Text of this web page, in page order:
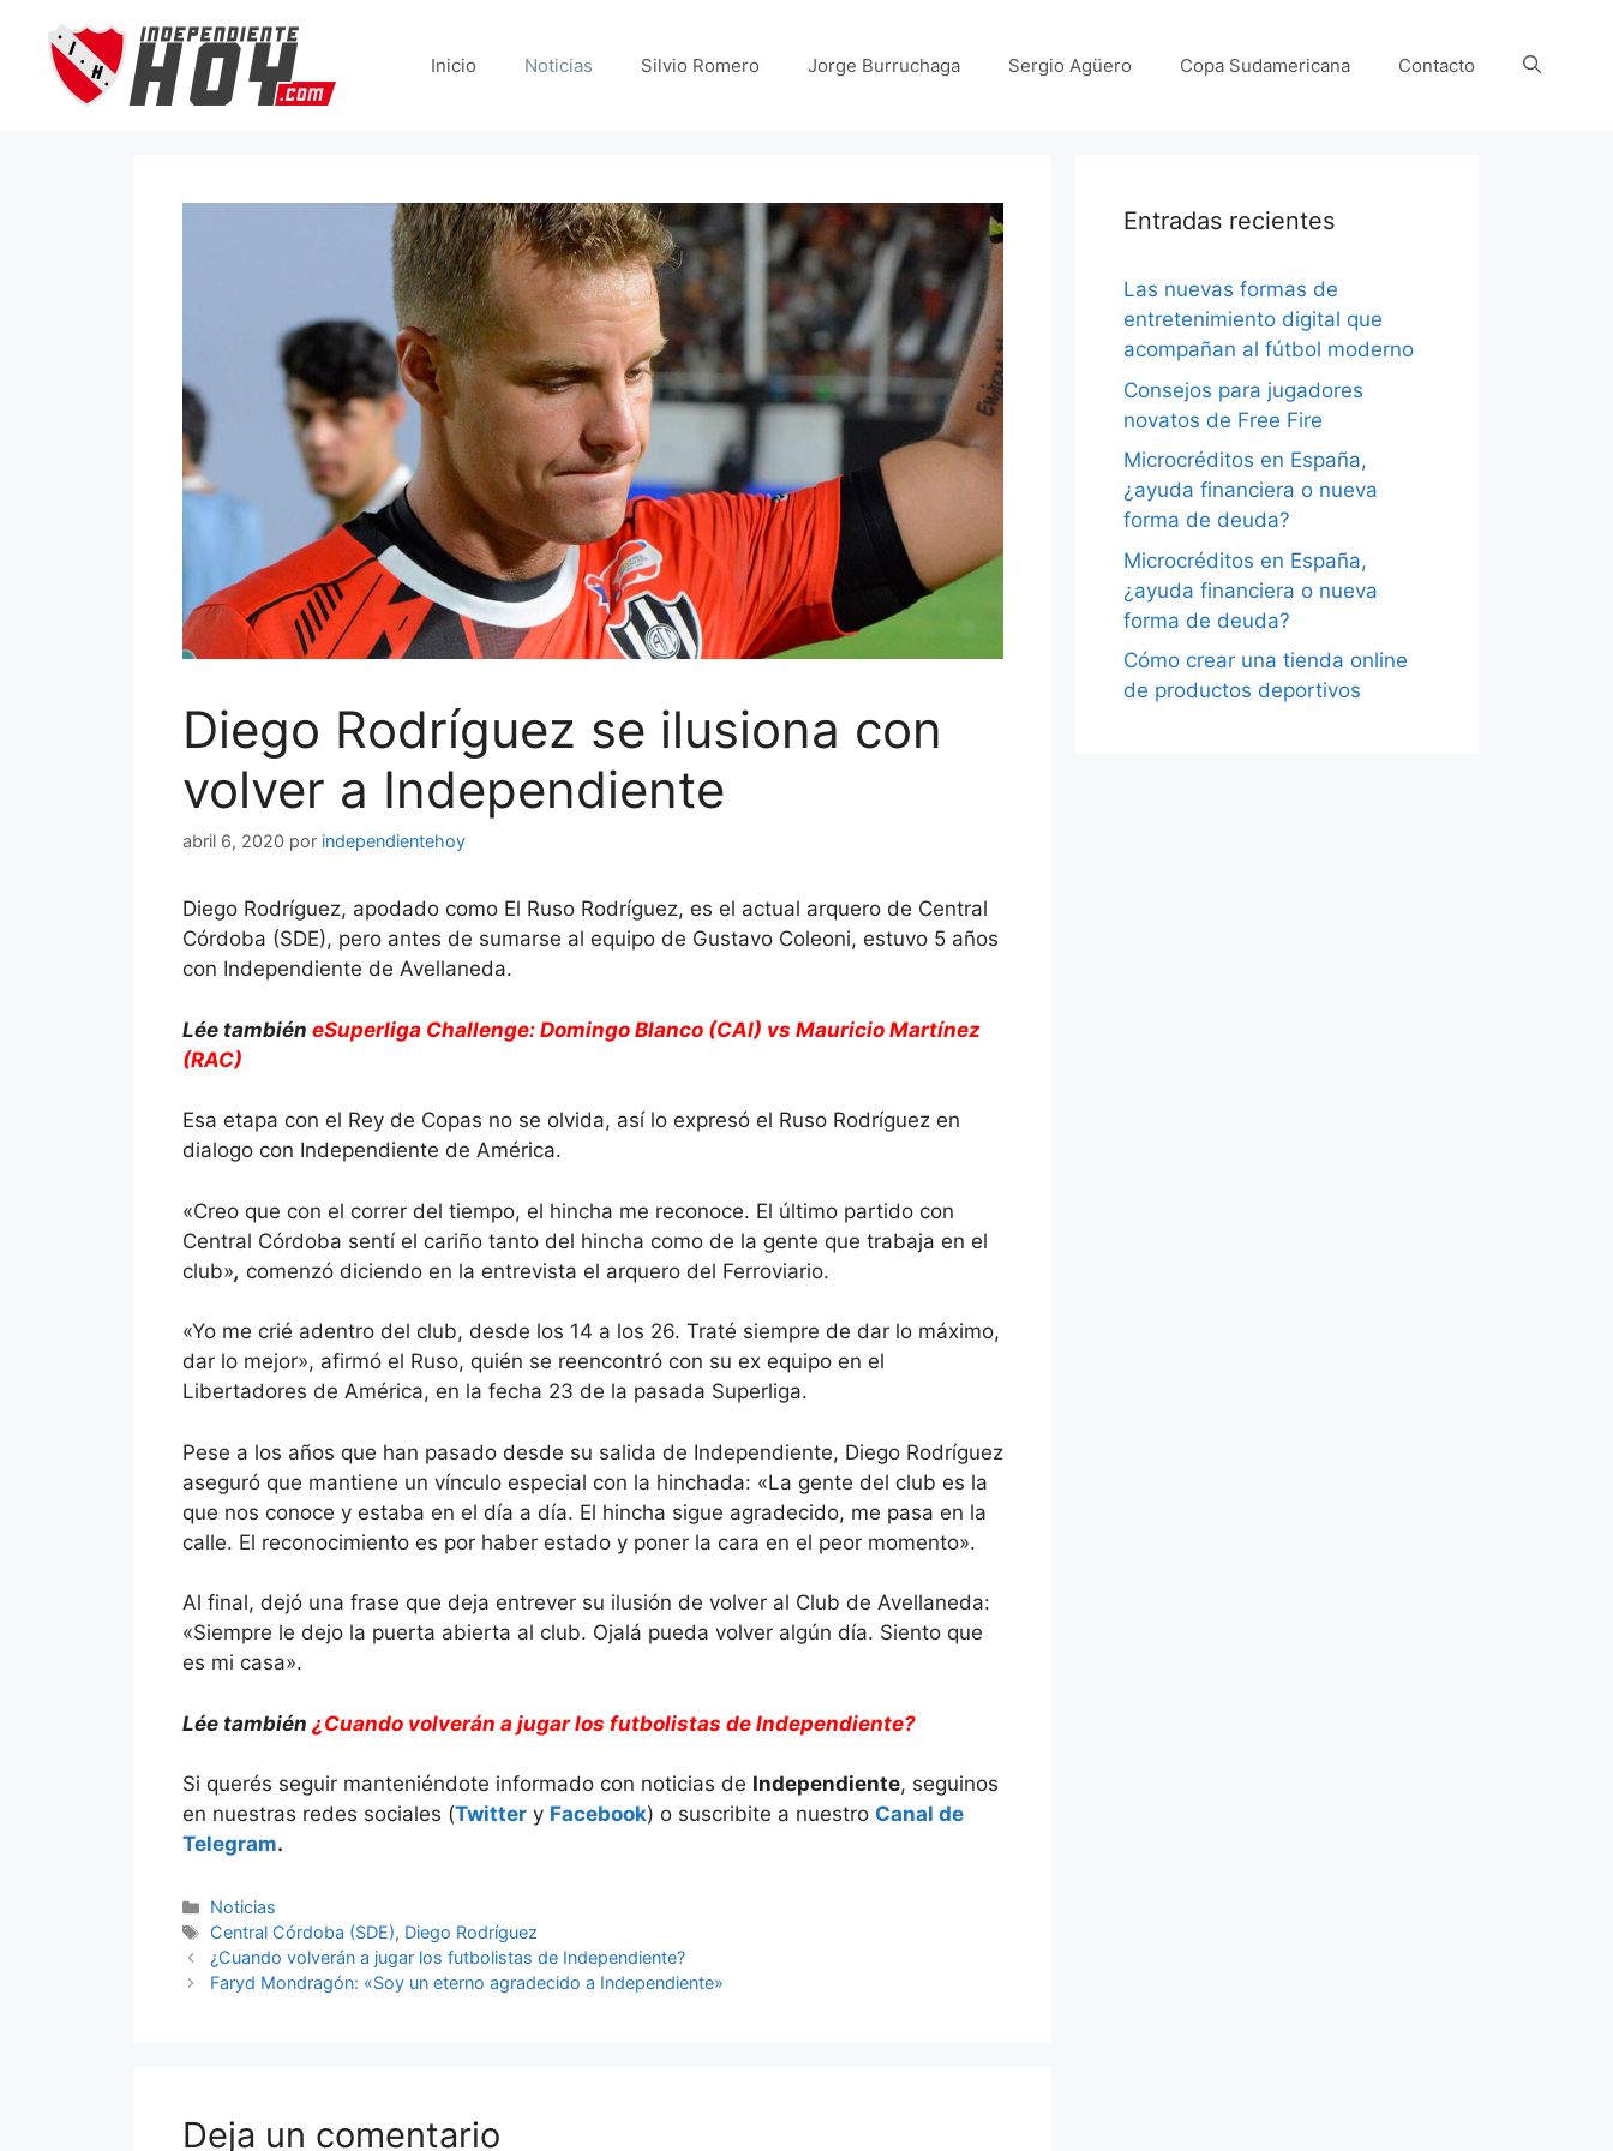
contenido
Inicio Noticias Silvio Romero Jorge Burruchaga Sergio Agüero Copa Sudamericana Contacto
Diego Rodríguez se ilusiona con
volver a Independiente
abril 6, 2020 por independientehoy
Diego Rodríguez, apodado como El Ruso Rodríguez, es el actual arquero de Central
Córdoba (SDE), pero antes de sumarse al equipo de Gustavo Coleoni, estuvo 5 años
con Independiente de Avellaneda.
Lée también eSuperliga Challenge: Domingo Blanco (CAI) vs Mauricio Martínez
(RAC)
Esa etapa con el Rey de Copas no se olvida, así lo expresó el Ruso Rodríguez en
dialogo con Independiente de América.
«Creo que con el correr del tiempo, el hincha me reconoce. El último partido con
Central Córdoba sentí el cariño tanto del hincha como de la gente que trabaja en el
club», comenzó diciendo en la entrevista el arquero del Ferroviario.
«Yo me crié adentro del club, desde los 14 a los 26. Traté siempre de dar lo máximo,
dar lo mejor», afirmó el Ruso, quién se reencontró con su ex equipo en el
Libertadores de América, en la fecha 23 de la pasada Superliga.
Pese a los años que han pasado desde su salida de Independiente, Diego Rodríguez
aseguró que mantiene un vínculo especial con la hinchada: «La gente del club es la
que nos conoce y estaba en el día a día. El hincha sigue agradecido, me pasa en la
calle. El reconocimiento es por haber estado y poner la cara en el peor momento».
Al final, dejó una frase que deja entrever su ilusión de volver al Club de Avellaneda:
«Siempre le dejo la puerta abierta al club. Ojalá pueda volver algún día. Siento que
es mi casa».
Lée también ¿Cuando volverán a jugar los futbolistas de Independiente?
Si querés seguir manteniéndote informado con noticias de Independiente, seguinos
en nuestras redes sociales (Twitter y Facebook) o suscribite a nuestro Canal de
Telegram.
Categorías
Noticias
Etiquetas
Central Córdoba (SDE), Diego Rodríguez
¿Cuando volverán a jugar los futbolistas de Independiente?
Faryd Mondragón: «Soy un eterno agradecido a Independiente»
Deja un comentario
Entradas recientes
Las nuevas formas de
entretenimiento digital que
acompañan al fútbol moderno
Consejos para jugadores
novatos de Free Fire
Microcréditos en España,
¿ayuda financiera o nueva
forma de deuda?
Microcréditos en España,
¿ayuda financiera o nueva
forma de deuda?
Cómo crear una tienda online
de productos deportivos